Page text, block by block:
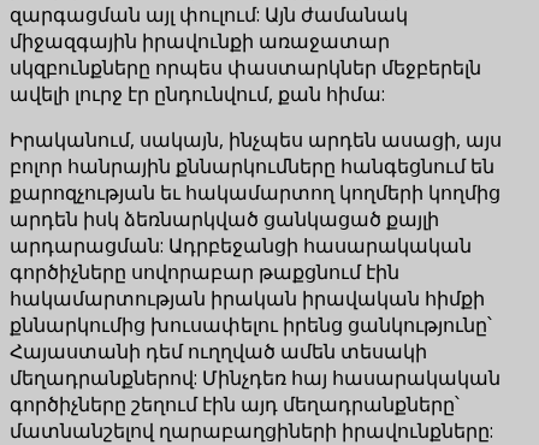
զարգացման այլ փուլում: Այն ժամանակ
միջազգային իրավունքի առաջատար
սկզբունքները որպես փաստարկներ մեջբերելն
ավելի լուրջ էր ընդունվում, քան հիմա:
Իրականում, սակայն, ինչպես արդեն ասացի, այս
բոլոր հանրային քննարկումները հանգեցնում են
քարոզչության եւ հակամարտող կողմերի կողմից
արդեն իսկ ձեռնարկված ցանկացած քայլի
արդարացման: Ադրբեջանցի հասարակական
գործիչները սովորաբար թաքցնում էին
հակամարտության իրական իրավական հիմքի
քննարկումից խուսափելու իրենց ցանկությունը՝
Հայաստանի դեմ ուղղված ամեն տեսակի
մեղադրանքներով: Մինչդեռ հայ հասարակական
գործիչները շեղում էին այդ մեղադրանքները՝
մատնանշելով ղարաբաղցիների իրավունքները: